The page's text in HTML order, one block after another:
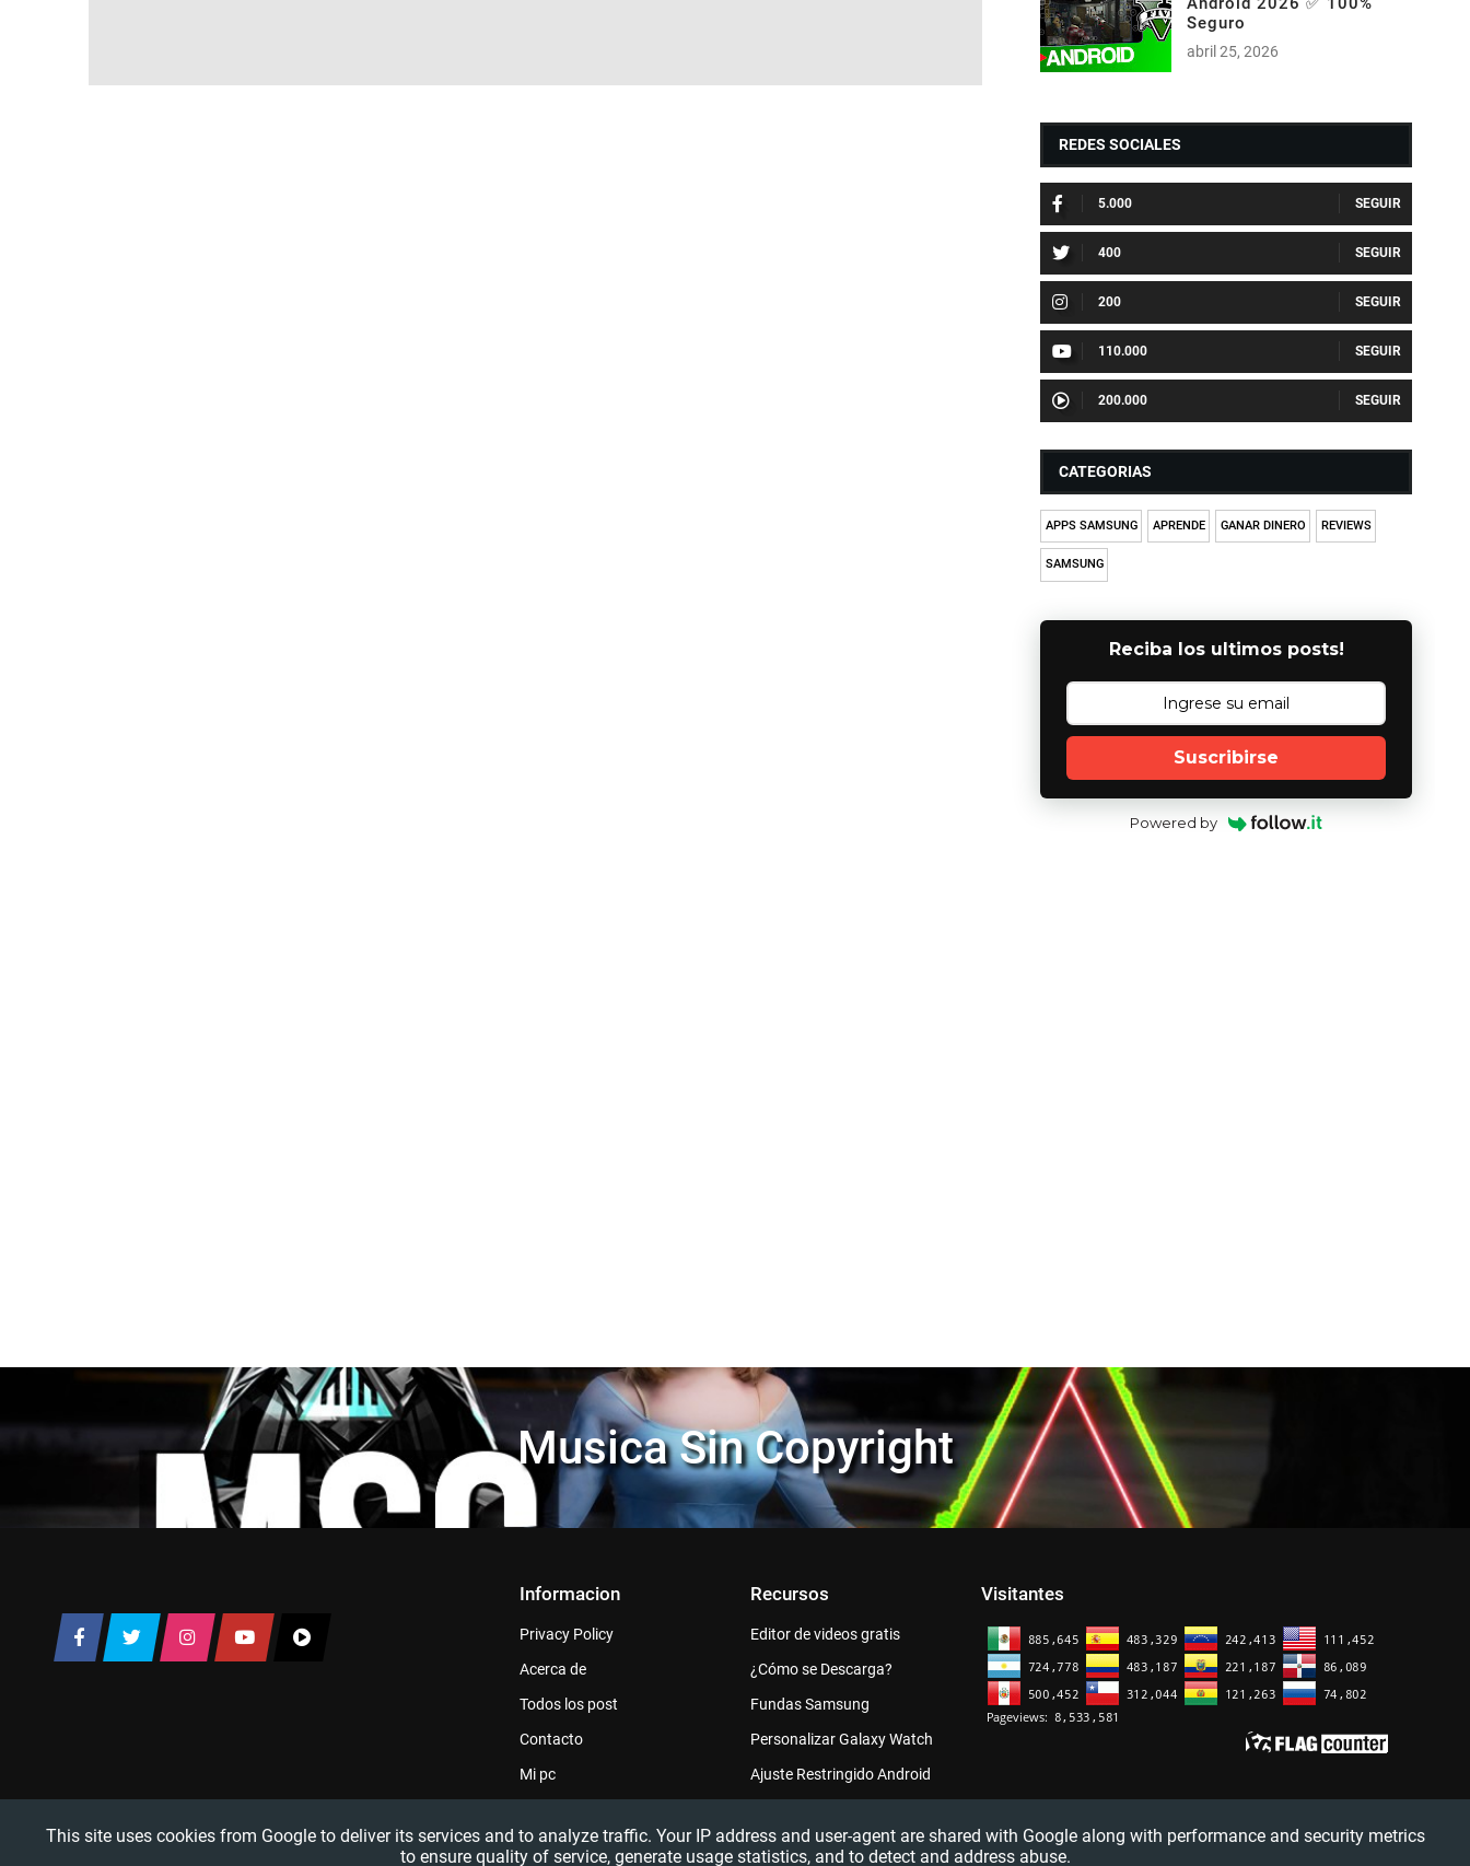
Seguro
abril 25, 2026
REDES SOCIALES
5.000
400
200
110.000
200.000
CATEGORIAS
APPS SAMSUNG APRENDE GANAR DINERO REVIEWS
SAMSUNG
Reciba los ultimos posts!
Suscribirse
Powered by
Musica Sin Copyright
Informacion
Privacy Policy
Acerca de
Todos los post
Contacto
Mi pc
Recursos
Editor de videos gratis
¿Cómo se Descarga?
Fundas Samsung
Personalizar Galaxy Watch
Ajuste Restringido Android
Visitantes
This site uses cookies from Google to deliver its services and to analyze traffic. Your IP address and user-agent are shared with Google along with performance and security metrics
to ensure quality of service, generate usage statistics, and to detect and address abuse.